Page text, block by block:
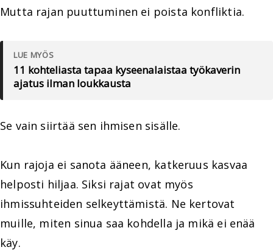
Mutta rajan puuttuminen ei poista konfliktia.
LUE MYÖS
11 kohteliasta tapaa kyseenalaistaa työkaverin
ajatus ilman loukkausta
Se vain siirtää sen ihmisen sisälle.
Kun rajoja ei sanota ääneen, katkeruus kasvaa
helposti hiljaa. Siksi rajat ovat myös
ihmissuhteiden selkeyttämistä. Ne kertovat
muille, miten sinua saa kohdella ja mikä ei enää
käy.